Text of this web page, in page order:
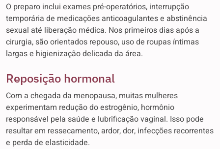
O preparo inclui exames pré-operatórios, interrupção
temporária de medicações anticoagulantes e abstinência
sexual até liberação médica. Nos primeiros dias após a
cirurgia, são orientados repouso, uso de roupas íntimas
largas e higienização delicada da área.
Reposição hormonal
Com a chegada da menopausa, muitas mulheres
experimentam redução do estrogênio, hormônio
responsável pela saúde e lubrificação vaginal. Isso pode
resultar em ressecamento, ardor, dor, infecções recorrentes
e perda de elasticidade.